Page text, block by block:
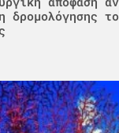
δρομολόγησης